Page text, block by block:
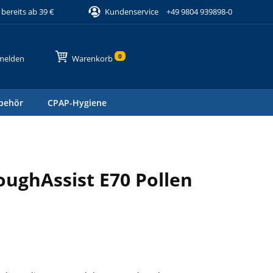
ab 39 € Kundenservice +49 9804 939898-0
Warenkorb 0
CPAP-Hygiene
E70 Pollen